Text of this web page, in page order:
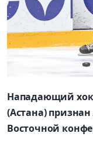
Нападающий
(Астана)
Восточной